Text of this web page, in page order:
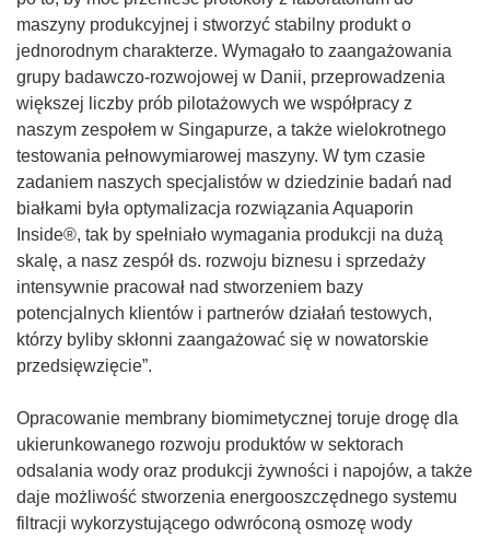
maszyny produkcyjnej i stworzyć stabilny produkt o
jednorodnym charakterze. Wymagało to zaangażowania
grupy badawczo-rozwojowej w Danii, przeprowadzenia
większej liczby prób pilotażowych we współpracy z
naszym zespołem w Singapurze, a także wielokrotnego
testowania pełnowymiarowej maszyny. W tym czasie
zadaniem naszych specjalistów w dziedzinie badań nad
białkami była optymalizacja rozwiązania Aquaporin
Inside®, tak by spełniało wymagania produkcji na dużą
skalę, a nasz zespół ds. rozwoju biznesu i sprzedaży
intensywnie pracował nad stworzeniem bazy
potencjalnych klientów i partnerów działań testowych,
którzy byliby skłonni zaangażować się w nowatorskie
przedsięwzięcie”.
Opracowanie membrany biomimetycznej toruje drogę dla
ukierunkowanego rozwoju produktów w sektorach
odsalania wody oraz produkcji żywności i napojów, a także
daje możliwość stworzenia energooszczędnego systemu
filtracji wykorzystującego odwróconą osmozę wody